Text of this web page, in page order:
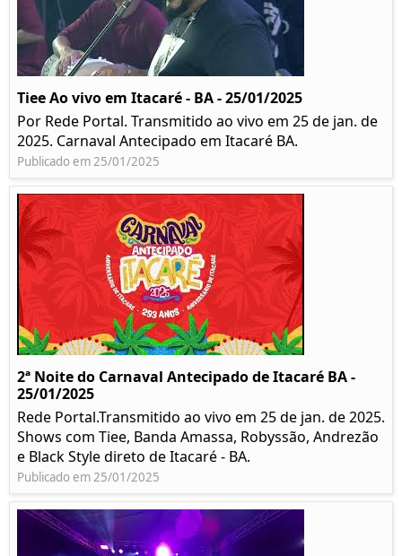
Tiee Ao vivo em Itacaré - BA - 25/01/2025
Por Rede Portal. Transmitido ao vivo em 25 de jan. de
2025. Carnaval Antecipado em Itacaré BA.
Publicado em 25/01/2025
2ª Noite do Carnaval Antecipado de Itacaré BA -
25/01/2025
Rede Portal.Transmitido ao vivo em 25 de jan. de 2025.
Shows com Tiee, Banda Amassa, Robyssão, Andrezão
e Black Style direto de Itacaré - BA.
Publicado em 25/01/2025